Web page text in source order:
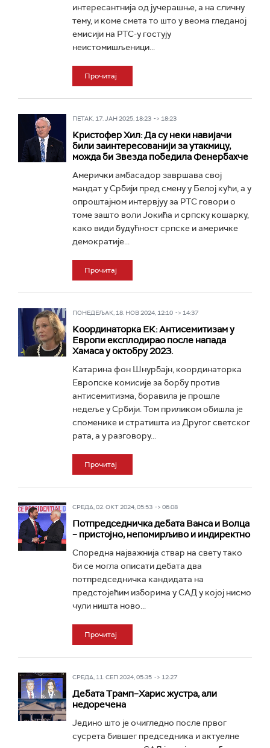
интересантнија од јучерашње, а на сличну
тему, и коме смета то што у веома гледаној
емисији на РТС-у гостују
неистомишљеници...
Прочитај
ПЕТАК, 17. ЈАН 2025, 18:23 -> 18:23
Кристофер Хил: Да су неки навијачи
били заинтересованији за утакмицу,
можда би Звезда победила Фенербахче
Амерички амбасадор завршава свој
мандат у Србији пред смену у Белој кући, а у
опроштајном интервјуу за РТС говори о
томе зашто воли Јокића и српску кошарку,
како види будућност српске и америчке
демократије...
Прочитај
ПОНЕДЕЉАК, 18. НОВ 2024, 12:10 -> 14:37
Координаторка ЕК: Антисемитизам у
Европи експлодирао после напада
Хамаса у октобру 2023.
Катарина фон Шнурбајн, координаторка
Европске комисије за борбу против
антисемитизма, боравила је прошле
недеље у Србији. Том приликом обишла је
споменике и стратишта из Другог светског
рата, а у разговору...
Прочитај
СРЕДА, 02. ОКТ 2024, 05:53 -> 06:08
Потпредседничка дебата Ванса и Волца
– пристојно, непомирљиво и индиректно
Споредна најважнија ствар на свету тако
би се могла описати дебата два
потпредседничка кандидата на
предстојећим изборима у САД у којој нисмо
чули ништа ново...
Прочитај
СРЕДА, 11. СЕП 2024, 05:35 -> 12:27
Дебата Трамп–Харис жустра, али
недоречена
Једино што је очигледно после првог
сусрета бившег председника и актуелне